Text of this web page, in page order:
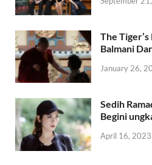
The
Balmani
January 26,
Sedih
Begini
April 16, 2023